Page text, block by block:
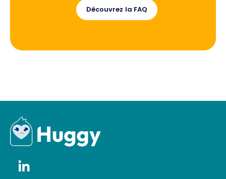
Découvrez la FAQ